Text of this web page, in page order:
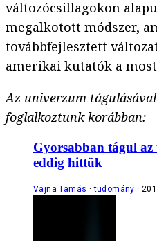
változócsillagokon
megalkotott módszer,
továbbfejlesztett
amerikai kutatók a
Az univerzum
foglalkoztunk korábban:
Gyorsabban tágul
eddig hittük
Vajna Tamás tudomány